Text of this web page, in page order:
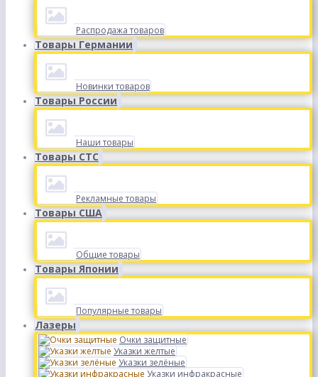
Распродажа товаров
Товары Германии
Новинки товаров
Товары России
Наши товары
Товары СТС
Рекламные товары
Товары США
Общие товары
Товары Японии
Популярные товары
Лазеры
Очки защитные
Указки желтые
Указки зелёные
Указки инфракрасные